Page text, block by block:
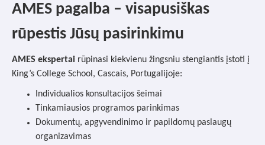
AMES pagalba – visapusiškas
rūpestis Jūsų pasirinkimu
AMES ekspertai rūpinasi kiekvienu žingsniu stengiantis įstoti į
King’s College School, Cascais, Portugalijoje:
Individualios konsultacijos šeimai
Tinkamiausios programos parinkimas
Dokumentų, apgyvendinimo ir papildomų paslaugų
organizavimas